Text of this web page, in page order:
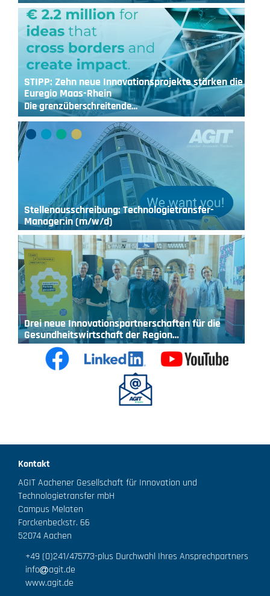
STIPP: Zehn neue Innovationsprojekte stärken die
Euregio Maas-Rhein
Die grenzüberschreitende…
Stellenausschreibung: Technologietransfer-
Manager:in (m/w/d)
Drei neue Innovationspartnerschaften für die
Gesundheitswirtschaft der Region…
Kontakt
AGIT Aachener Gesellschaft für Innovation und
Technologietransfer mbH
Campus Melaten
Forckenbeckstr. 66
52074 Aachen
+49 (0)241/475773-plus Durchwahl Ihres Ansprechpartners
info
agit.de
www.agit.de